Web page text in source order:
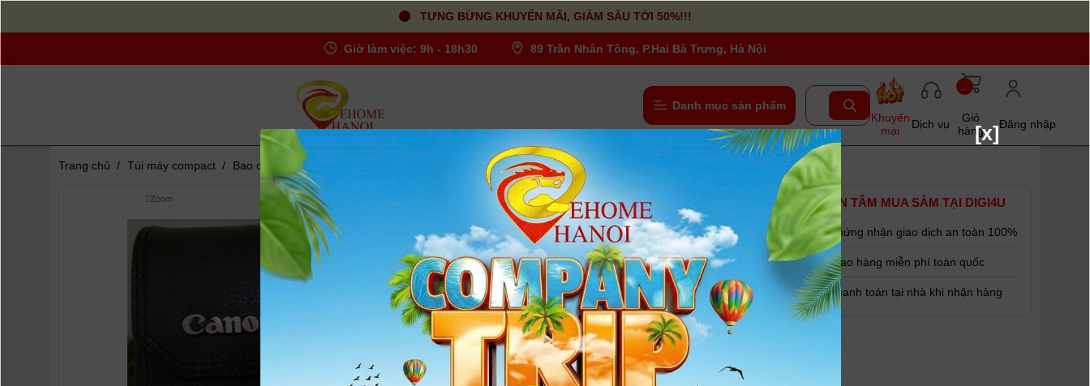
TƯNG BỪNG KHUYẾN MÃI, GIẢM SÂU TỚI 50%!!!
Giờ làm việc: 9h - 18h30 89 Trần Nhân Tông, P.Hai Bà Trưng, Hà Nội
Danh mục sản phẩm
Khuyến
mại
Dịch vụ
Giỏ
hàng
Đăng nhập
Trang chủ / Túi máy compact / Bao da canon - IXUS/IXY/SD/A
Zoom Bao da canon - IXUS/IXY/SD/A
Người dùng đánh giá | Tình trạng: Hết hàng
Bao da canon - IXUS/IXY/SD/A
- Bao chuyên dụng cho dòng canon - IXUS/IXY/SD/A.
- Chất liệu da nguyên chất - xịn đến từng mũi khâu.
- Kiểu dáng hiện đại, chốt khóa thiết kế bằng chất liệu kim loại mạ đồng
sang trọng và bền đẹp.
Xem thêm
YÊN TÂM MUA SẮM TẠI DIGI4U
Chứng nhận giao dịch an toàn 100%
Giao hàng miễn phí toàn quốc
Thanh toán tại nhà khi nhận hàng
[x]